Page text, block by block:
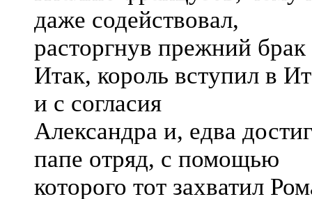
даже содействовал,
расторгнув прежний
Итак, король вступил в
и с согласия
Александра и, едва
папе отряд, с помощью
которого тот захватил